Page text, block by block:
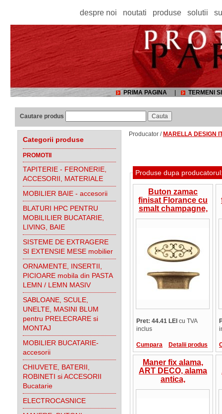
despre noi noutati produse solutii
PRIMA PAGINA TERMENI
Cautare produs
Categorii produse
PROMOTII
TAPITERIE - FERONERIE,
ACCESORII, MATERIALE
MOBILIER BAIE - accesorii
BLATURI HPC PENTRU
MOBILILIER BUCATARIE,
LIVING, BAIE
SISTEME DE EXTRAGERE
SI EXTENSIE MESE mobilier
ORNAMENTE, INSERTII,
PICIOARE mobila din PASTA
LEMN / LEMN MASIV
SABLOANE, SCULE,
UNELTE, MASINI BLUM
pentru PRELECRARE si
MONTAJ
MOBILIER BUCATARIE-
accesorii
CHIUVETE, BATERII,
ROBINETI si ACCESORII
Bucatarie
ELECTROCASNICE
Producator / MARELLA DESIGN
Produse dupa
Buton zamac
finisat Florance cu
smalt champagne,
ART DECO,
Italia
Pret: 44.41 LEI cu TVA
inclus
Cumpara Detalii produs
Maner fix alama,
ART DECO, alama
antica,
15122.07700.03,